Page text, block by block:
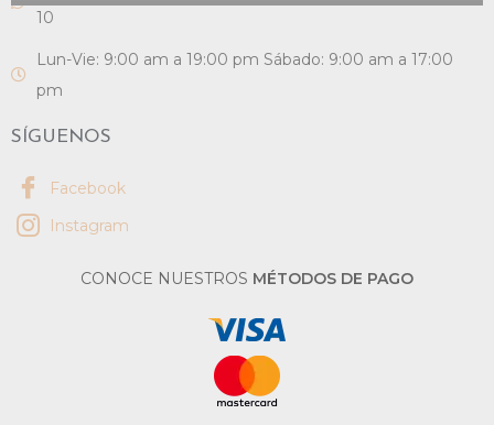
10
Lun-Vie: 9:00 am a 19:00 pm Sábado: 9:00 am a 17:00
pm
SÍGUENOS
Facebook
Instagram
CONOCE NUESTROS MÉTODOS DE PAGO